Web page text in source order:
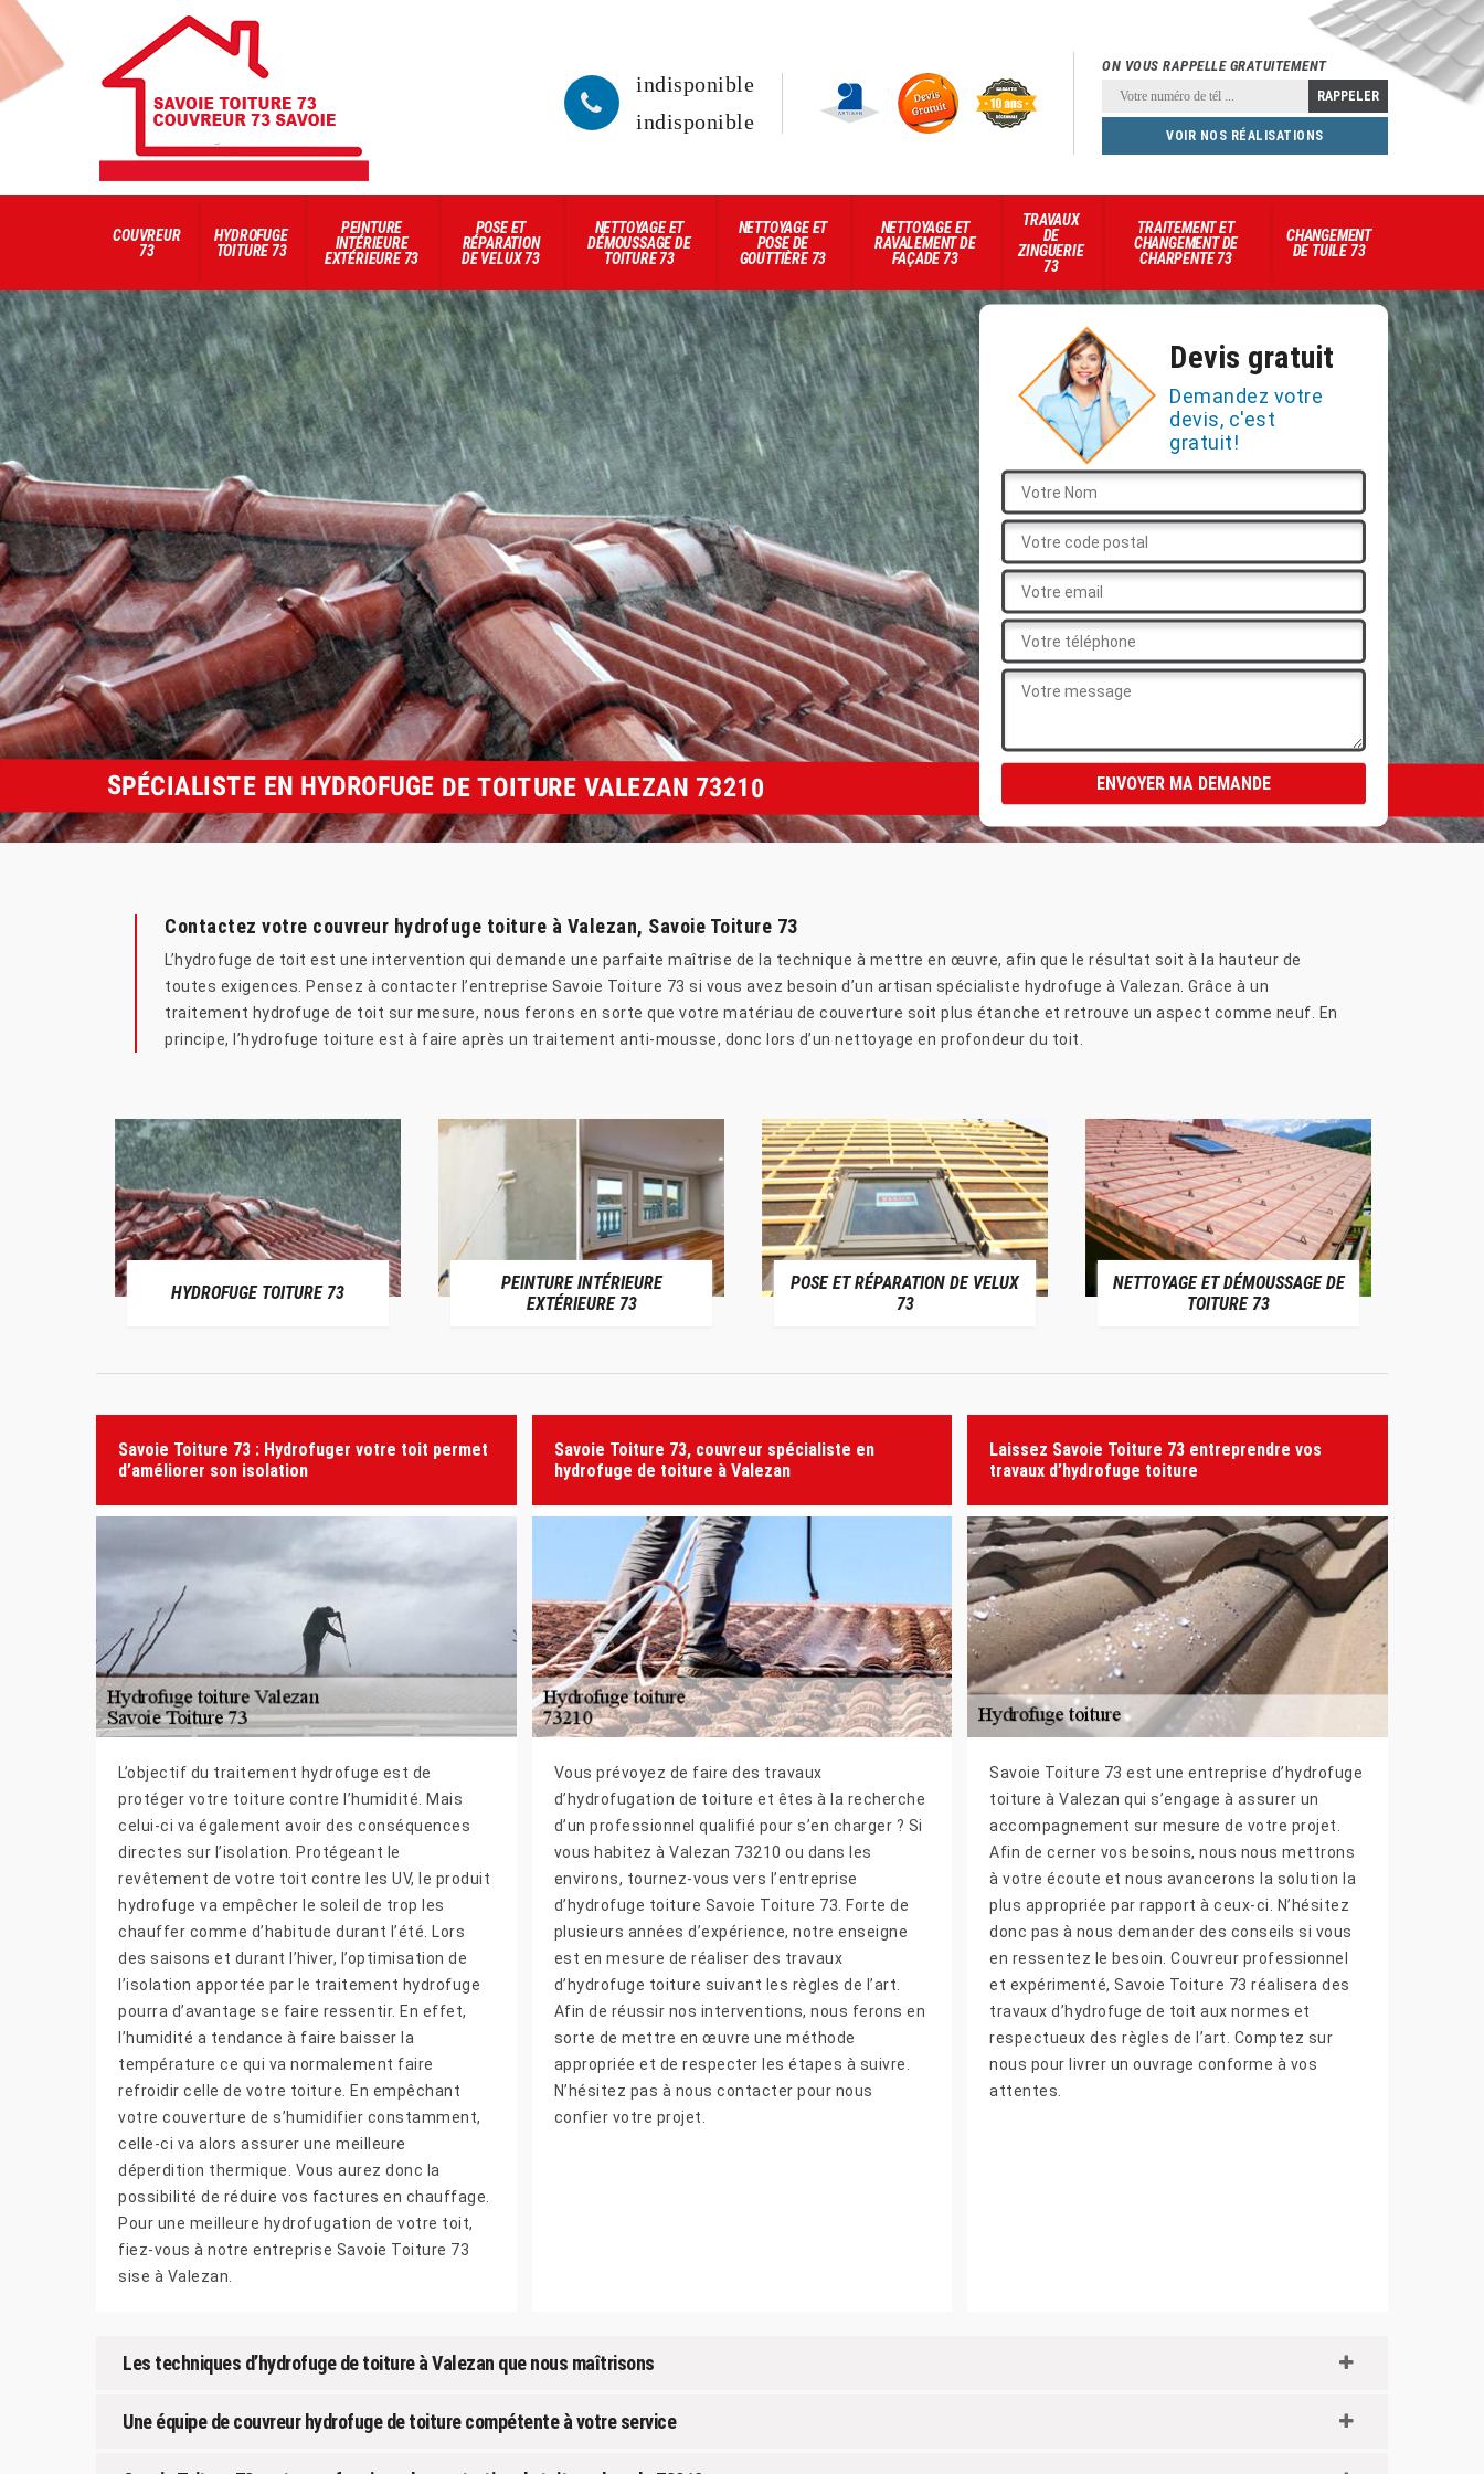
indisponible
indisponible
ON VOUS RAPPELLE GRATUITEMENT
VOIR NOS RÉALISATIONS
COUVREUR
73
HYDROFUGE
TOITURE 73
PEINTURE
INTÉRIEURE
EXTÉRIEURE 73
POSE ET
RÉPARATION
DE VELUX 73
NETTOYAGE ET
DÉMOUSSAGE DE
TOITURE 73
NETTOYAGE ET
POSE DE
GOUTTIÈRE 73
NETTOYAGE ET
RAVALEMENT DE
FAÇADE 73
TRAVAUX
DE
ZINGUERIE
73
TRAITEMENT ET
CHANGEMENT DE
CHARPENTE 73
CHANGEMENT
DE TUILE 73
Devis gratuit
Demandez votre
devis, c'est
gratuit!
SPÉCIALISTE EN HYDROFUGE DE TOITURE VALEZAN 73210
Contactez votre couvreur hydrofuge toiture à Valezan, Savoie Toiture 73
L’hydrofuge de toit est une intervention qui demande une parfaite maîtrise de la technique à mettre en œuvre, afin que le résultat soit à la hauteur de
toutes exigences. Pensez à contacter l’entreprise Savoie Toiture 73 si vous avez besoin d’un artisan spécialiste hydrofuge à Valezan. Grâce à un
traitement hydrofuge de toit sur mesure, nous ferons en sorte que votre matériau de couverture soit plus étanche et retrouve un aspect comme neuf. En
principe, l’hydrofuge toiture est à faire après un traitement anti-mousse, donc lors d’un nettoyage en profondeur du toit.
HYDROFUGE TOITURE 73
PEINTURE INTÉRIEURE
EXTÉRIEURE 73
POSE ET RÉPARATION DE VELUX
73
NETTOYAGE ET DÉMOUSSAGE DE
TOITURE 73
Savoie Toiture 73 : Hydrofuger votre toit permet
d’améliorer son isolation
L’objectif du traitement hydrofuge est de
protéger votre toiture contre l’humidité. Mais
celui-ci va également avoir des conséquences
directes sur l’isolation. Protégeant le
revêtement de votre toit contre les UV, le produit
hydrofuge va empêcher le soleil de trop les
chauffer comme d’habitude durant l’été. Lors
des saisons et durant l’hiver, l’optimisation de
l’isolation apportée par le traitement hydrofuge
pourra d’avantage se faire ressentir. En effet,
l’humidité a tendance à faire baisser la
température ce qui va normalement faire
refroidir celle de votre toiture. En empêchant
votre couverture de s’humidifier constamment,
celle-ci va alors assurer une meilleure
déperdition thermique. Vous aurez donc la
possibilité de réduire vos factures en chauffage.
Pour une meilleure hydrofugation de votre toit,
fiez-vous à notre entreprise Savoie Toiture 73
sise à Valezan.
Savoie Toiture 73, couvreur spécialiste en
hydrofuge de toiture à Valezan
Vous prévoyez de faire des travaux
d’hydrofugation de toiture et êtes à la recherche
d’un professionnel qualifié pour s’en charger ? Si
vous habitez à Valezan 73210 ou dans les
environs, tournez-vous vers l’entreprise
d’hydrofuge toiture Savoie Toiture 73. Forte de
plusieurs années d’expérience, notre enseigne
est en mesure de réaliser des travaux
d’hydrofuge toiture suivant les règles de l’art.
Afin de réussir nos interventions, nous ferons en
sorte de mettre en œuvre une méthode
appropriée et de respecter les étapes à suivre.
N’hésitez pas à nous contacter pour nous
confier votre projet.
Laissez Savoie Toiture 73 entreprendre vos
travaux d’hydrofuge toiture
Savoie Toiture 73 est une entreprise d’hydrofuge
toiture à Valezan qui s’engage à assurer un
accompagnement sur mesure de votre projet.
Afin de cerner vos besoins, nous nous mettrons
à votre écoute et nous avancerons la solution la
plus appropriée par rapport à ceux-ci. N’hésitez
donc pas à nous demander des conseils si vous
en ressentez le besoin. Couvreur professionnel
et expérimenté, Savoie Toiture 73 réalisera des
travaux d’hydrofuge de toit aux normes et
respectueux des règles de l’art. Comptez sur
nous pour livrer un ouvrage conforme à vos
attentes.
Les techniques d’hydrofuge de toiture à Valezan que nous maîtrisons
Une équipe de couvreur hydrofuge de toiture compétente à votre service